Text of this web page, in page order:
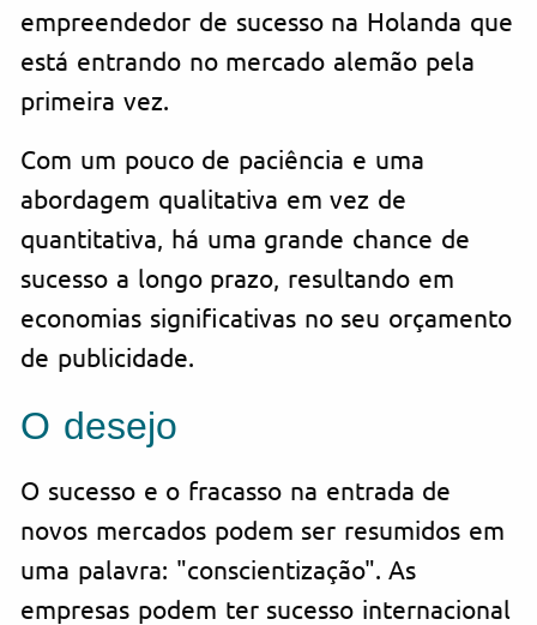
empreendedor de sucesso na Holanda que
está entrando no mercado alemão pela
primeira vez.
Com um pouco de paciência e uma
abordagem qualitativa em vez de
quantitativa, há uma grande chance de
sucesso a longo prazo, resultando em
economias significativas no seu orçamento
de publicidade.
O desejo
O sucesso e o fracasso na entrada de
novos mercados podem ser resumidos em
uma palavra: "conscientização". As
empresas podem ter sucesso internacional